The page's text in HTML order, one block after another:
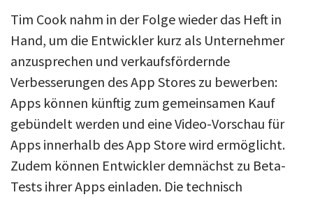
Tim Cook nahm in der Folge wieder das Heft in
Hand, um die Entwickler kurz als Unternehmer
anzusprechen und verkaufsfördernde
Verbesserungen des App Stores zu bewerben:
Apps können künftig zum gemeinsamen Kauf
gebündelt werden und eine Video-Vorschau für
Apps innerhalb des App Store wird ermöglicht.
Zudem können Entwickler demnächst zu Beta-
Tests ihrer Apps einladen. Die technisch